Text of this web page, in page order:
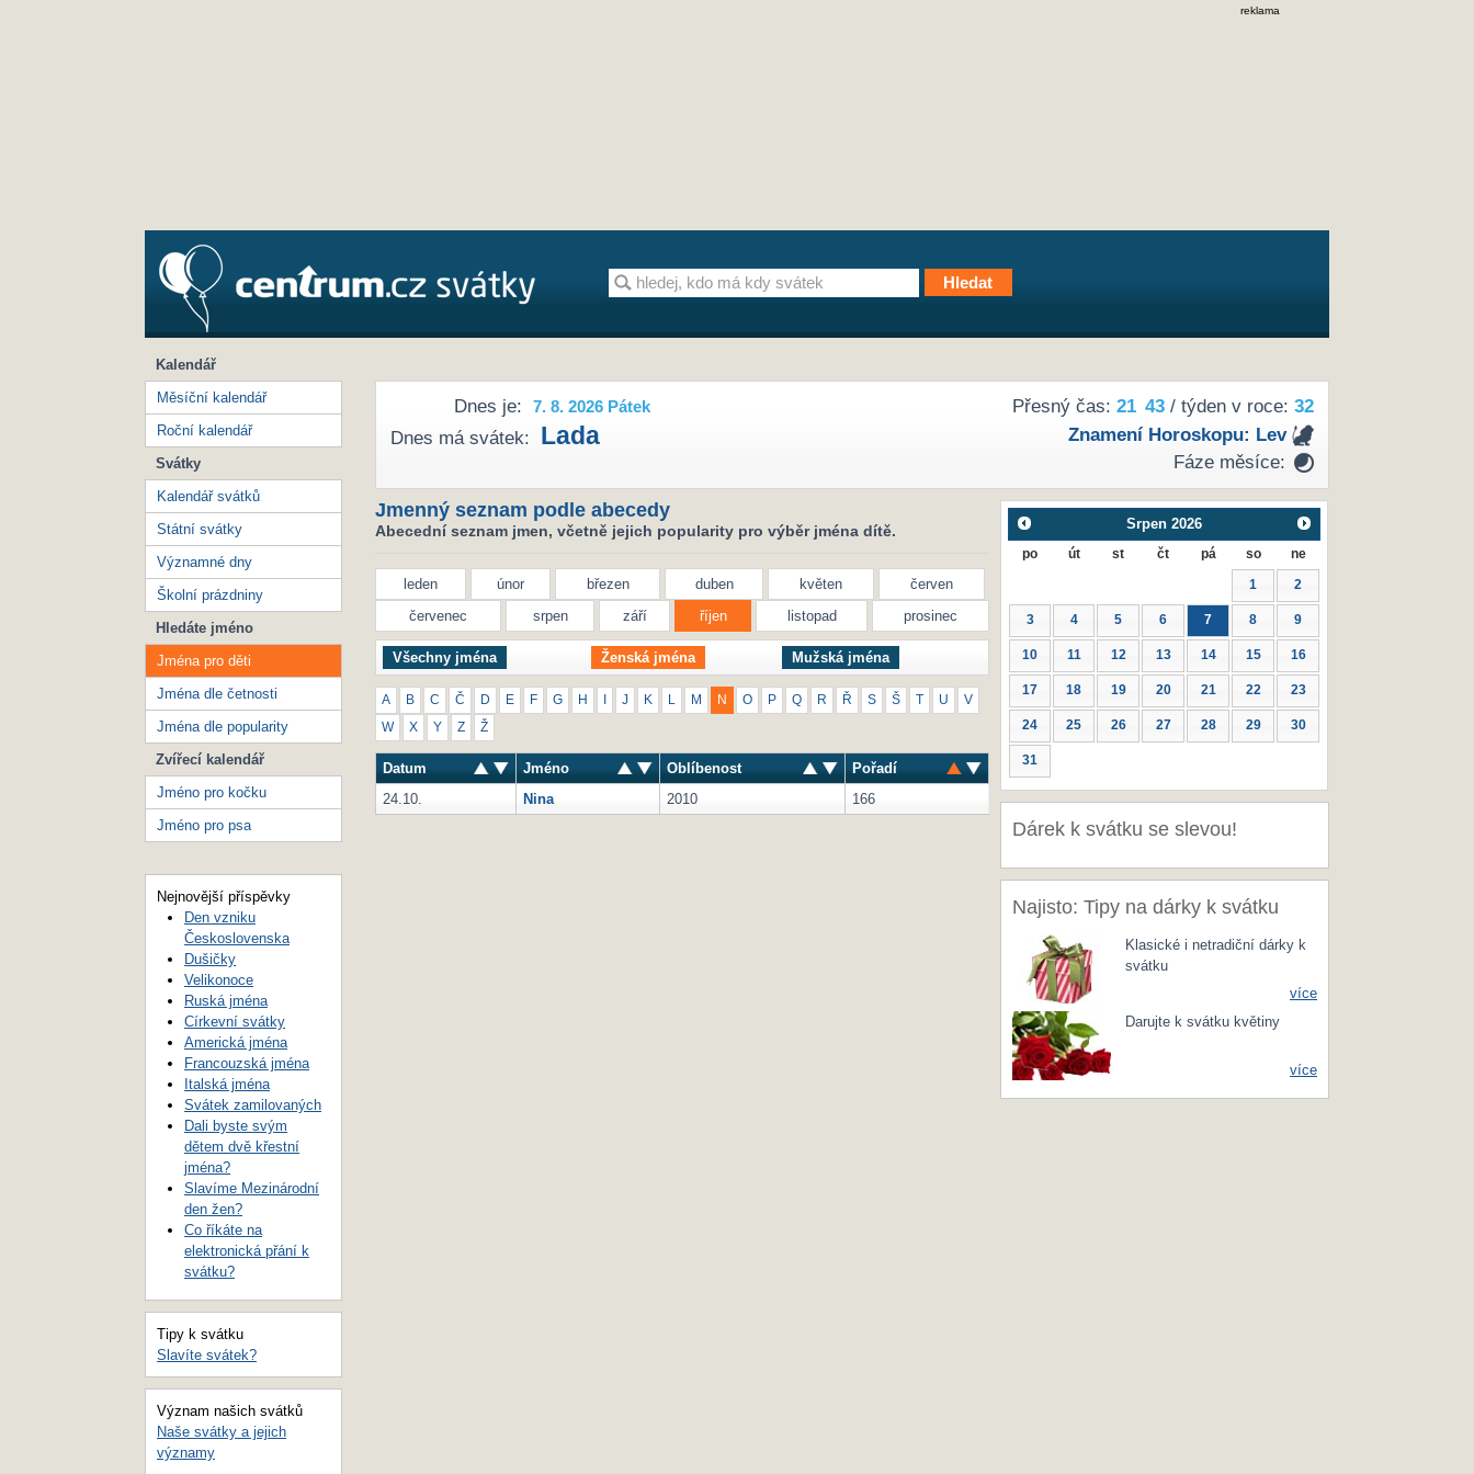
reklama
Přesný čas: 21 43/ týden v roce: 32
Znamení Horoskopu: Lev
Fáze měsíce:
Dnes je: 7. 8. 2026 Pátek
Dnes má svátek: Lada
Jmenný seznam podle abecedy
Abecední seznam jmen, včetně jejich popularity pro výběr jména dítě.
leden únor březen duben květen
červen
červenec
srpen září říjen listopad prosinec
Všechny jména Ženská jména Mužská jména
A B C Č D E F G H J K M N O P Q R Ř S Š U V
W X Y Z Ž
Datum Jméno Oblíbenost
Pořadí
24.10.
Nina 2010 166
Srpen 2026
po út st čt pá so ne
1 2
3 4 5 6 7 8 9
10 11 12 13 14 15 16
17 18 19 20 21 22 23
24 25 26 27 28 29 30
31
Dárek k svátku se slevou!
Najisto: Tipy na dárky k svátku
Klasické i netradiční dárky k
svátku
více
Darujte k svátku květiny
více
Kalendář
Měsíční kalendář
Roční kalendář
Svátky
Kalendář svátků
Státní svátky
Významné dny
Školní prázdniny
Hledáte jméno
Jména pro děti
Jména dle četnosti
Jména dle popularity
Zvířecí kalendář
Jméno pro kočku
Jméno pro psa
Nejnovější příspěvky
Den vzniku
Československa
Dušičky
Velikonoce
Ruská jména
Církevní svátky
Americká jména
Francouzská jména
Italská jména
Svátek zamilovaných
Dali byste svým
dětem dvě křestní
jména?
Slavíme Mezinárodní
den žen?
Co říkáte na
elektronická přání k
svátku?
Tipy k svátku
Slavíte svátek?
Význam našich svátků
Naše svátky a jejich
významy